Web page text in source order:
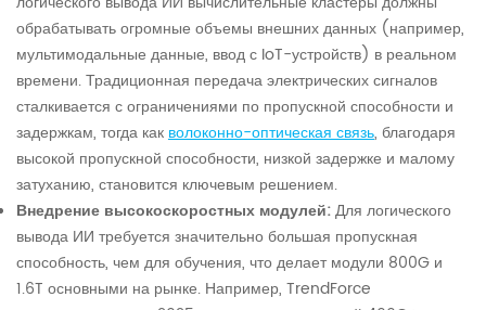
обрабатывать огромные объемы внешних данных (например,
мультимодальные данные, ввод с IoT-устройств) в реальном
времени. Традиционная передача электрических сигналов
сталкивается с ограничениями по пропускной способности и
задержкам, тогда какволоконно-оптическая связь, благодаря
высокой пропускной способности, низкой задержке и малому
затуханию, становится ключевым решением.
Внедрение высокоскоростных модулей:Для логического
вывода ИИ требуется значительно большая пропускная
способность, чем для обучения, что делает модули 800G и
1.6T основными на рынке. Например, TrendForce